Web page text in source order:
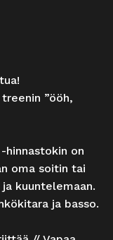
”ööh,
on
oma soitin tai
kuuntelemaan.
ja basso.